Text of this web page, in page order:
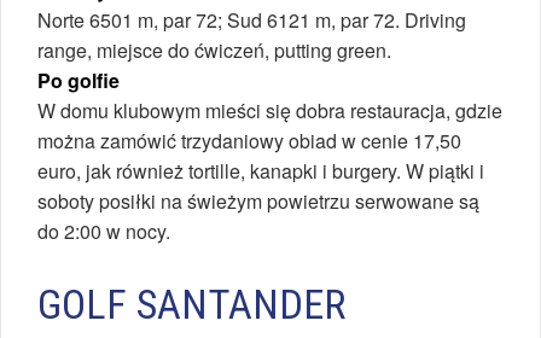
Norte 6501 m, par 72; Sud 6121 m, par 72. Driving
range, miejsce do ćwiczeń, putting green.
Po golfie
W domu klubowym mieści się dobra restauracja, gdzie
można zamówić trzydaniowy obiad w cenie 17,50
euro, jak również tortille, kanapki i burgery. W piątki i
soboty posiłki na świeżym powietrzu serwowane są
do 2:00 w nocy.
GOLF SANTANDER